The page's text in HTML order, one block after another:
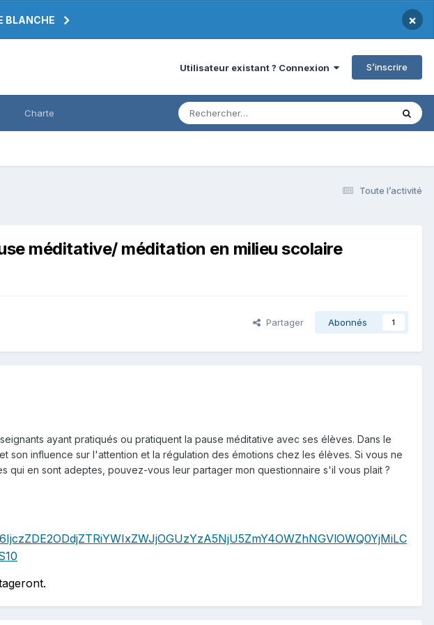
BLANCHE ×
Utilisateur existant ? Connexion S’inscrire
Charte
Toute l’activité
méditative/ méditation en milieu scolaire
Partager Abonnés 1
ayant pratiqués ou pratiquent la pause méditative avec ses élèves. Dans le
son influence sur l'attention et la régulation des émotions chez les élèves. Si vous ne
en sont adeptes, pouvez-vous leur partager mon questionnaire s'il vous plait ?